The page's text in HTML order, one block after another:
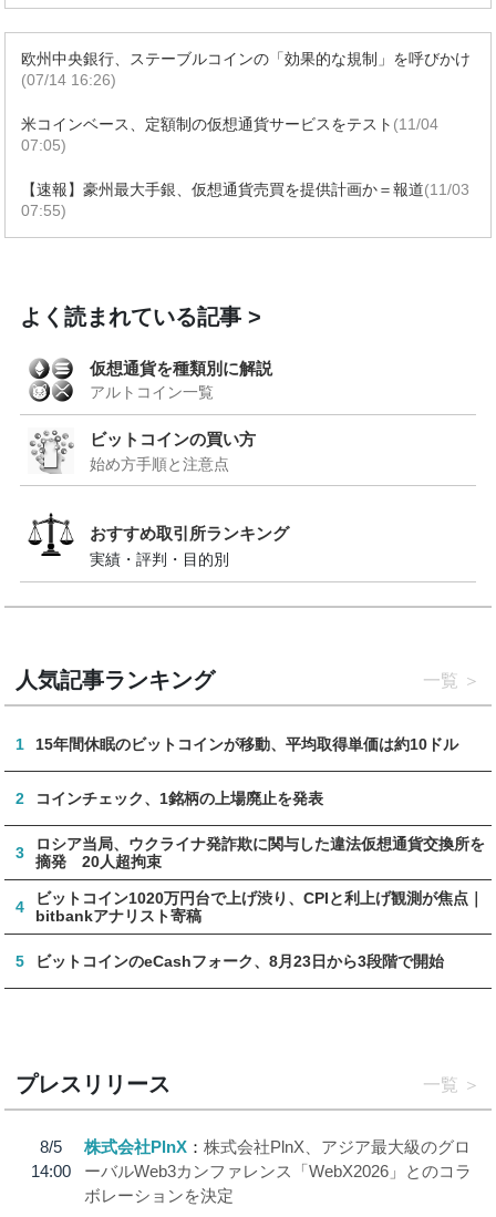
欧州中央銀行、ステーブルコインの「効果的な規制」を呼びかけ
(07/14 16:26)
米コインベース、定額制の仮想通貨サービスをテスト (11/04
07:05)
【速報】豪州最大手銀、仮想通貨売買を提供計画か＝報道(11/03
07:55)
よく読まれている記事
仮想通貨を種類別に解説
アルトコイン一覧
ビットコインの買い方
始め方手順と注意点
おすすめ取引所ランキング
実績・評判・目的別
人気記事ランキング 一覧
1 15年間休眠のビットコインが移動、平均取得単価は約10ドル
2 コインチェック、1銘柄の上場廃止を発表
3
ロシア当局、ウクライナ発詐欺に関与した違法仮想通貨交換所を
摘発 20人超拘束
4
ビットコイン1020万円台で上げ渋り、CPIと利上げ観測が焦点｜
bitbankアナリスト寄稿
5 ビットコインのeCashフォーク、8月23日から3段階で開始
プレスリリース 一覧
8/5
14:00
株式会社PlnX
株式会社PlnX、アジア最大級のグロ
ーバルWeb3カンファレンス「WebX2026」とのコラ
ボレーションを決定